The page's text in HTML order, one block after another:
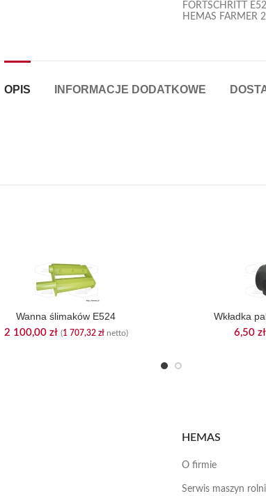
FORTSCHRITT
HEMAS FARMER
OPIS INFORMACJE DODATKOWE
Wanna ślimaków E524
2 100,00 zł (1 707,32 złnetto)
Wkładka
6,50 zł
HEMAS
O firmie
Serwis maszyn